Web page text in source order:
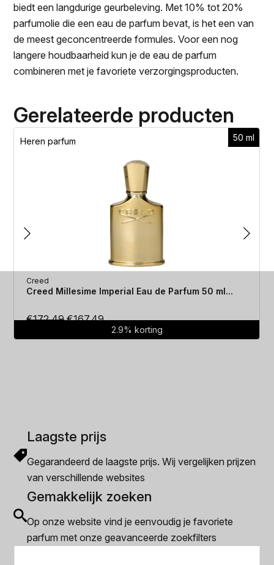
biedt een langdurige geurbeleving. Met 10% tot 20%
parfumolie die een eau de parfum bevat, is het een van
de meest geconcentreerde formules. Voor een nog
langere houdbaarheid kun je de eau de parfum
combineren met je favoriete verzorgingsproducten.
Gerelateerde producten
50 ml
Heren parfum
Creed
Creed Millesime Imperial Eau de Parfum 50 ml...
€172.49Oorspronkelijke
€167.49Huidige
prijs
2.9% korting
Laagste prijs
Gegarandeerd de laagste prijs. Wij vergelijken prijzen
van verschillende websites
Gemakkelijk zoeken
Op onze website vind je eenvoudig je favoriete
parfum met onze geavanceerde zoekfilters